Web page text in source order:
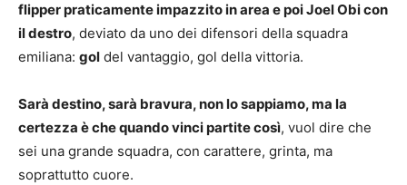
flipper praticamente impazzito in area e poi Joel Obi con
il destro, deviato da uno dei difensori della squadra
emiliana: gol del vantaggio, gol della vittoria.
Sarà destino, sarà bravura, non lo sappiamo, ma la
certezza è che quando vinci partite così, vuol dire che
sei una grande squadra, con carattere, grinta, ma
soprattutto cuore.